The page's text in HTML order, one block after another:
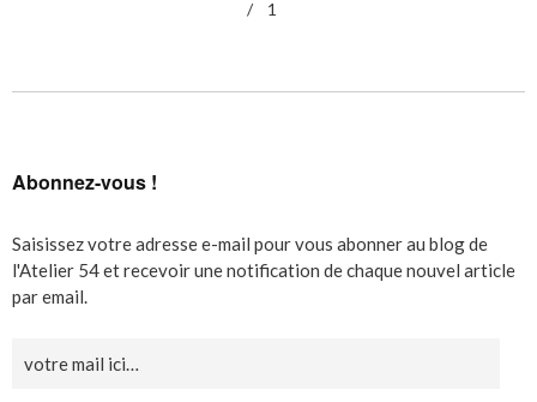
1
Abonnez-vous !
Saisissez votre adresse e-mail pour vous abonner au blog de
l'Atelier 54 et recevoir une notification de chaque nouvel article
par email.